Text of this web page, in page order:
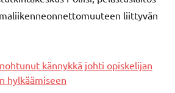
liittyvän
kännykkä johti opiskelijan
hylkäämiseen